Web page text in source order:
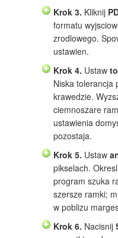
Krok 3. Kliknij
formatu
zrodlowego.
ustawien.
Krok 4. Ustaw
Niska tolerancja
krawedzie.
ciemnoszare
ustawienia
pozostaja.
Krok 5. Ustaw
pikselach.
program szuka
szersze ramki;
w poblizu
Krok 6. Nacisnij